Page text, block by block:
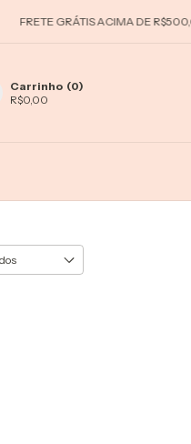
FRETE GRÁTIS ACIMA DE R$500,00
Carrinho (0)
R$0,00